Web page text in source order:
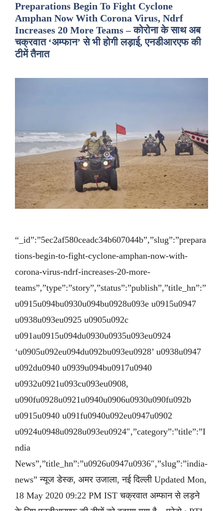
Preparations Begin To Fight Cyclone
Amphan Now With Corona Virus, Ndrf
Increases 20 More Teams – कोरोना के साथ अब
चक्रवात ‘अम्फान’ से भी होगी लड़ाई, एनडीआरएफ की
टीमें तैनात
“_id”:”5ec2af580ceadc34b607044b”,”slug”:”prepara
tions-begin-to-fight-cyclone-amphan-now-with-
corona-virus-ndrf-increases-20-more-
teams”,”type”:”story”,”status”:”publish”,”title_hn”:”
u0915u094bu0930u094bu0928u093e u0915u0947
u0938u093eu0925 u0905u092c
u091au0915u094du0930u0935u093eu0924
‘u0905u092eu094du092bu093eu0928’ u0938u0947
u092du0940 u0939u094bu0917u0940
u0932u0921u093cu093eu0908,
u090fu0928u0921u0940u0906u0930u090fu092b
u0915u0940 u091fu0940u092eu0947u0902
u0924u0948u0928u093eu0924″,”category”:”title”:”I
ndia
News”,”title_hn”:”u0926u0947u0936″,”slug”:”india-
news” न्यूज डेस्क, अमर उजाला, नई दिल्ली Updated Mon,
18 May 2020 09:22 PM IST चक्रवात अम्फान से लड़ने